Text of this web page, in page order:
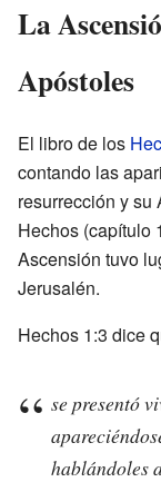
La
Apóstoles
El libro de los
contando las
resurrección y su
Hechos (capítulo
Ascensión tuvo
Jerusalén.
Hechos 1:3 dice
se presentó
hablándoles